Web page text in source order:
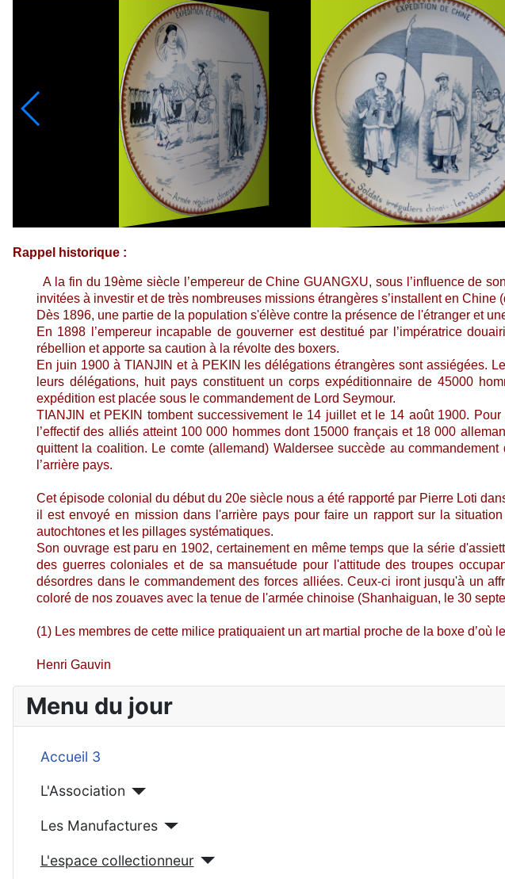
Menu du jour
Accueil 3
L'Association
Les Manufactures
L'espace collectionneur
Rappel historique :
A la fin du 19ème siècle l’empereur de Chine GUANGXU, sous l’influence de
invitées à investir et de très nombreuses missions étrangères s’installent en Chine
Dès 1896, une partie de la population s'élève contre la présence de l'étranger et
En 1898 l’empereur incapable de gouverner est destitué par l’impératrice
rébellion et apporte sa caution à la révolte des boxers.
En juin 1900 à TIANJIN et à PEKIN les délégations étrangères sont assiégées.
leurs délégations, huit pays constituent un corps expéditionnaire de 45000
expédition est placée sous le commandement de Lord Seymour.
TIANJIN et PEKIN tombent successivement le 14 juillet et le 14 août 1900.
l’effectif des alliés atteint 100 000 hommes dont 15000 français et 18 000
quittent la coalition. Le comte (allemand) Waldersee succède au
l’arrière pays.
Cet épisode colonial du début du 20e siècle nous a été rapporté par Pierre Loti
il est envoyé en mission dans l'arrière pays pour faire un rapport sur la
autochtones et les pillages systématiques.
Son ouvrage est paru en 1902, certainement en même temps que la série
des guerres coloniales et de sa mansuétude pour l'attitude des troupes
désordres dans le commandement des forces alliées. Ceux-ci iront jusqu'à un
coloré de nos zouaves avec la tenue de l'armée chinoise (Shanhaiguan, le 30
(1) Les membres de cette milice pratiquaient un art martial proche de la boxe d’où
Henri Gauvin